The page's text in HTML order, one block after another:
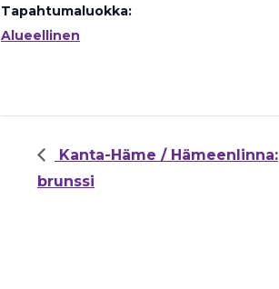
Tapahtumaluokka:
Alueellinen
Kanta-Häme / Hämeenlinna:
brunssi